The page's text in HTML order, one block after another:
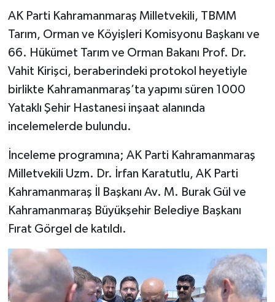
AK Parti Kahramanmaraş Milletvekili, TBMM
Tarım, Orman ve Köyişleri Komisyonu Başkanı ve
66. Hükümet Tarım ve Orman Bakanı Prof. Dr.
Vahit Kirişci, beraberindeki protokol heyetiyle
birlikte Kahramanmaraş’ta yapımı süren 1000
Yataklı Şehir Hastanesi inşaat alanında
incelemelerde bulundu.
İnceleme programına; AK Parti Kahramanmaraş
Milletvekili Uzm. Dr. İrfan Karatutlu, AK Parti
Kahramanmaraş İl Başkanı Av. M. Burak Gül ve
Kahramanmaraş Büyükşehir Belediye Başkanı
Fırat Görgel de katıldı.